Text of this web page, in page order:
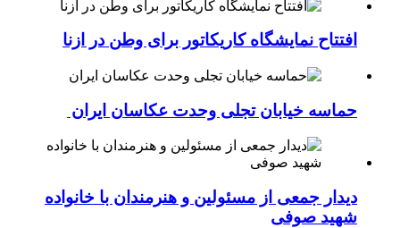
افتتاح نمایشگاه کاریکاتور برای وطن در ازنا
حماسه خیابان تجلی وحدت عکاسان ایران
دیدار جمعی از مسئولین و هنرمندان با خانواده
شهید صوفی